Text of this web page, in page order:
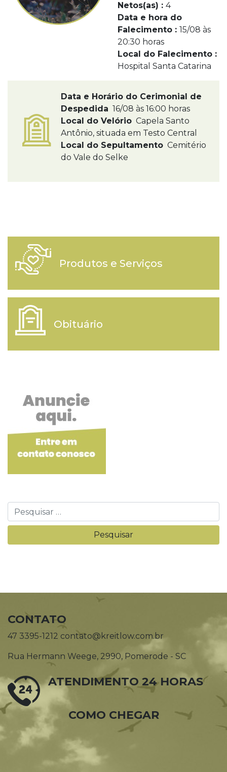
Netos(as) : 4
Data e hora do
Falecimento : 15/08 às
20:30 horas
Local do Falecimento :
Hospital Santa Catarina
Data e Horário do Cerimonial de
Despedida 16/08 às 16:00 horas
Local do Velório Capela Santo
Antônio, situada em Testo Central
Local do Sepultamento Cemitério
do Vale do Selke
Produtos e Serviços
Obituário
CONTATO
47 3395-1212 contato@kreitlow.com.br
Rua Hermann Weege, 2990, Pomerode - SC
ATENDIMENTO 24 HORAS
COMO CHEGAR